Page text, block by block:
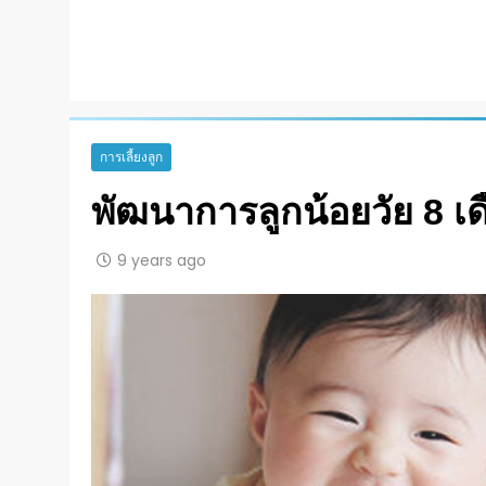
การเลี้ยงลูก
พัฒนาการลูกน้อยวัย 8 เ
9 years ago